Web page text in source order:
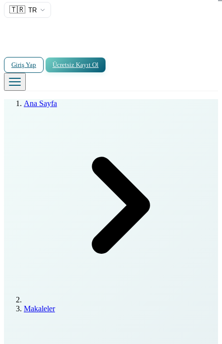
🇹🇷 TR
Giriş Yap Ücretsiz Kayıt Ol
Ana Sayfa
Makaleler